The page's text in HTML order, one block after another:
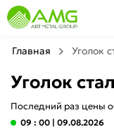
Главная Уголок
Уголок
Последний раз цены
09 : 00 | 09.08.2026